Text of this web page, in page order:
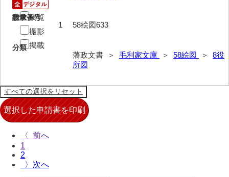
請求番号
58絵図633
分類
藩政文書 ＞ 毛利家文庫 ＞ 58絵図 ＞ 8役
所図
数量
1
閲覧
撮影
掲載
〈
1
2
〉